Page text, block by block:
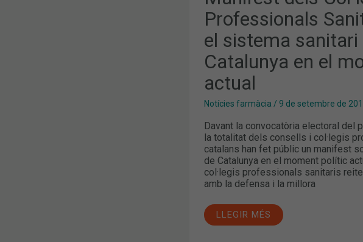
Professionals
el sistema sanitari
Catalunya en el
actual
Notícies farmàcia / 9 de setembre de
Davant la convocatòria electoral del
la totalitat dels consells i col·legis
catalans han fet públic un manifest
de Catalunya en el moment polític
col·legis professionals sanitaris
amb la defensa i la millora
SANITARI
DE
CATALUNYA
EN
EL
MOMENT
POLÍTIC
LLEGIR MÉS